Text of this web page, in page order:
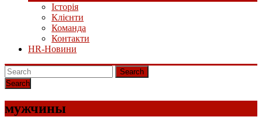
Історія
Клієнти
Команда
Контакти
HR-Новини
Search
мужчины